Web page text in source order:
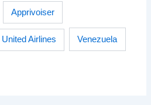
Apprivoiser
United Airlines Venezuela